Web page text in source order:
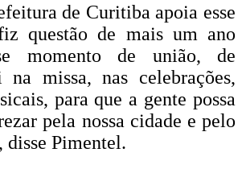
de Curitiba apoia esse
questão de mais um ano
momento de união, de
na missa, nas celebrações,
para que a gente possa
pela nossa cidade e pelo
disse Pimentel.